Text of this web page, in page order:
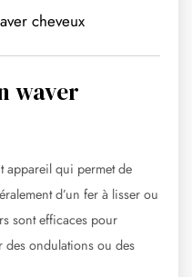
waver
appareil qui permet de
d’un fer à lisser ou
sont efficaces pour
des ondulations ou des